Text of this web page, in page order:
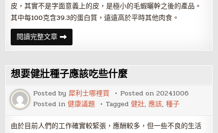
皮，其實不是字面意義上的皮，是極小的毛蝦曬幹之後的產品。
其中每100克含39.3的蛋白質，遠遠高於平時其他肉食。
閱讀完整文章補
鈣
家
菜
還
你
健
壯
骨
骼
想要健壯種子應該吃些什麼
Posted by犀利士哪裡買 Posted on20241006
Posted in健康議題 Tagged健壯,應該,種子
由於目前人們的工作確實較緊張，應酬較多，但一些不良的生活